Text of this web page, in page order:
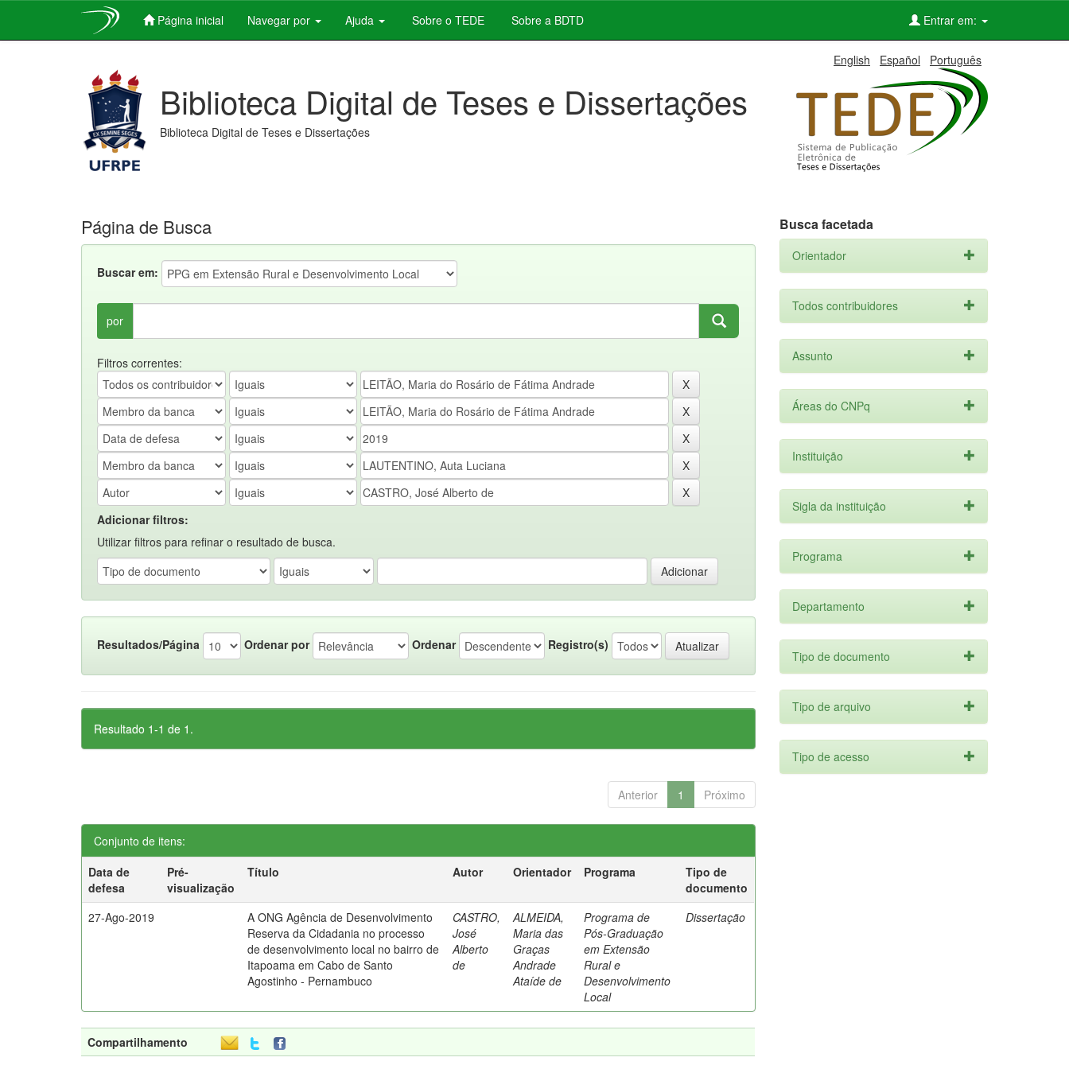
Página inicial Navegar por Ajuda Sobre o TEDE Sobre a BDTD Entrar em:
English Español Português
Biblioteca Digital de Teses e Dissertações
Biblioteca Digital de Teses e Dissertações
Página de Busca
Buscar em:
por
Filtros correntes:
Adicionar filtros:
Utilizar filtros para refinar o resultado de busca.
Resultados/Página Ordenar por Ordenar Registro(s)
Resultado 1-1 de 1.
Anterior 1 Próximo
Conjunto de itens:
Data de
defesa
Pré-
visualização
Título Autor Orientador Programa
Tipo de
documento
27-Ago-2019
A ONG Agência de Desenvolvimento
Reserva da Cidadania no processo
de desenvolvimento local no bairro de
Itapoama em Cabo de Santo
Agostinho - Pernambuco
CASTRO,
José
Alberto
de
ALMEIDA,
Maria das
Graças
Andrade
Ataíde de
Programa de
Pós-Graduação
em Extensão
Rural e
Desenvolvimento
Local
Dissertação
Compartilhamento
Busca facetada
Orientador
Todos contribuidores
Assunto
Áreas do CNPq
Instituição
Sigla da instituição
Programa
Departamento
Tipo de documento
Tipo de arquivo
Tipo de acesso